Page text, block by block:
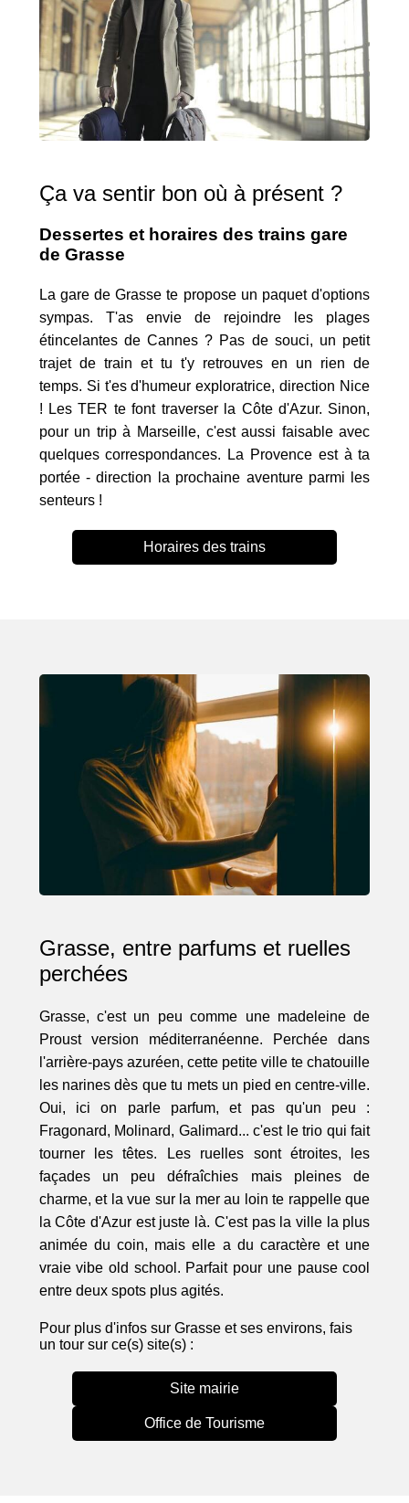
Ça va sentir bon où à présent ?
Dessertes et horaires des trains gare
de Grasse
La gare de Grasse te propose un paquet d'options
sympas. T'as envie de rejoindre les plages
étincelantes de Cannes ? Pas de souci, un petit
trajet de train et tu t'y retrouves en un rien de
temps. Si t'es d'humeur exploratrice, direction Nice
! Les TER te font traverser la Côte d'Azur. Sinon,
pour un trip à Marseille, c'est aussi faisable avec
quelques correspondances. La Provence est à ta
portée - direction la prochaine aventure parmi les
senteurs !
Horaires des trains
Grasse, entre parfums et ruelles
perchées
Grasse, c'est un peu comme une madeleine de
Proust version méditerranéenne. Perchée dans
l'arrière-pays azuréen, cette petite ville te chatouille
les narines dès que tu mets un pied en centre-ville.
Oui, ici on parle parfum, et pas qu'un peu :
Fragonard, Molinard, Galimard... c'est le trio qui fait
tourner les têtes. Les ruelles sont étroites, les
façades un peu défraîchies mais pleines de
charme, et la vue sur la mer au loin te rappelle que
la Côte d'Azur est juste là. C'est pas la ville la plus
animée du coin, mais elle a du caractère et une
vraie vibe old school. Parfait pour une pause cool
entre deux spots plus agités.
Pour plus d'infos sur Grasse et ses environs, fais
un tour sur ce(s) site(s) :
Site mairie
Office de Tourisme